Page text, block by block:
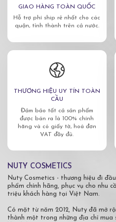
GIAO HÀNG TOÀN QUỐC
Hỗ trợ phí ship rẻ nhất cho các
quận, tỉnh thành trên cả nước.
THƯƠNG HIỆU UY TÍN TOÀN
CẦU
Đảm bảo tất cả sản phẩm
được bán ra là 100% chính
hãng và có giấy tờ, hoá đơn
VAT đầy đủ.
NUTY COSMETICS
Nuty Cosmetics - thương hiệu đi
phẩm chính hãng, phục vụ cho nhu
triệu khách hàng tại Việt Nam.
Có mặt từ năm 2012, Nuty đã mở
thành một trong những địa chỉ